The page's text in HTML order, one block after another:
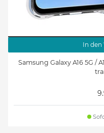
In den
Samsung Galaxy A16 5G /